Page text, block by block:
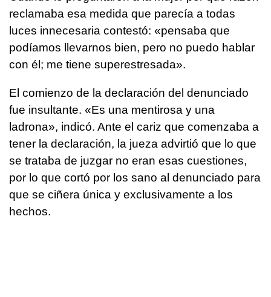
reclamaba esa medida que parecía a todas
luces innecesaria contestó: «pensaba que
podíamos llevarnos bien, pero no puedo hablar
con él; me tiene superestresada».
El comienzo de la declaración del denunciado
fue insultante. «Es una mentirosa y una
ladrona», indicó. Ante el cariz que comenzaba a
tener la declaración, la jueza advirtió que lo que
se trataba de juzgar no eran esas cuestiones,
por lo que cortó por los sano al denunciado para
que se ciñera única y exclusivamente a los
hechos.